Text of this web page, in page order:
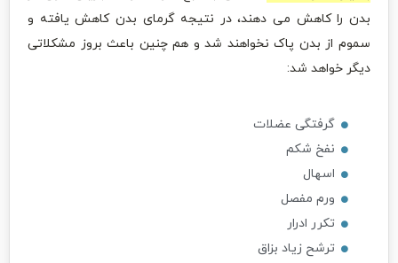
بدن را کاهش می دهند، در نتیجه گرمای بدن کاهش یافته و
سموم از بدن پاک نخواهند شد و هم چنین باعث بروز مشکلاتی
دیگر خواهد شد:
گرفتگی عضلات
نفخ شکم
اسهال
ورم مفصل
تکرر ادرار
ترشح زیاد بزاق